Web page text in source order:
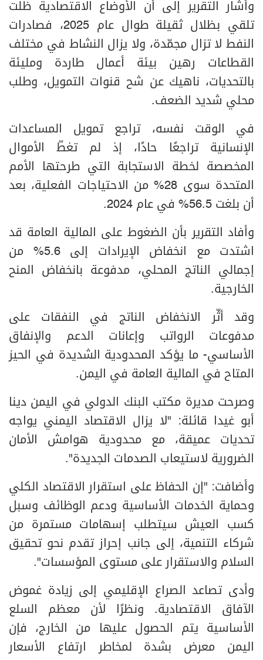
وأشار التقرير إلى أن الأوضاع الاقتصادية ظلت
تلقي بظلال ثقيلة طوال عام 2025، فصادرات
النفط لا تزال مجمّدة، ولا يزال النشاط في مختلف
القطاعات رهين بيئة أعمال طاردة ومليئة
بالتحديات، ناهيك عن شح قنوات التمويل، وطلب
محلي شديد الضعف.
في الوقت نفسه، تراجع تمويل المساعدات
الإنسانية تراجعًا حادًا، إذ لم تغطّ الأموال
المخصصة لخطة الاستجابة التي طرحتها الأمم
المتحدة سوى 28% من الاحتياجات الفعلية، بعد
أن بلغت 56.5% في عام 2024.
وأفاد التقرير بأن الضغوط على المالية العامة قد
اشتدت مع انخفاض الإيرادات إلى 5.6% من
إجمالي الناتج المحلي، مدفوعة بانخفاض المنح
الخارجية.
وقد أثّر الانخفاض الناتج في النفقات على
مدفوعات الرواتب وإعانات الدعم والإنفاق
الأساسي- ما يؤكد المحدودية الشديدة في الحيز
المتاح في المالية العامة في اليمن.
وصرحت مديرة مكتب البنك الدولي في اليمن دينا
أبو غيدا قائلة: "لا يزال الاقتصاد اليمني يواجه
تحديات عميقة، مع محدودية هوامش الأمان
الضرورية لاستيعاب الصدمات الجديدة".
وأضافت: "إن الحفاظ على استقرار الاقتصاد الكلي
وحماية الخدمات الأساسية ودعم الوظائف وسبل
كسب العيش سيتطلب إسهامات مستمرة من
شركاء التنمية، إلى جانب إحراز تقدم نحو تحقيق
السلام والاستقرار على مستوى المؤسسات".
وأدى تصاعد الصراع الإقليمي إلى زيادة غموض
الآفاق الاقتصادية. ونظرًا لأن معظم السلع
الأساسية يتم الحصول عليها من الخارج، فإن
اليمن معرض بشدة لمخاطر ارتفاع الأسعار